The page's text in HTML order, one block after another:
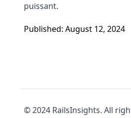
puissant.
Published: August 12, 2024
© 2024 RailsInsights. All